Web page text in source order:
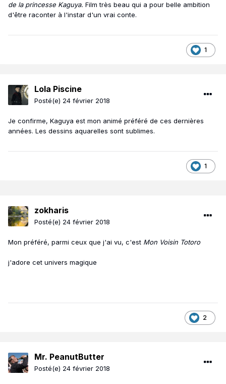
de la princesse Kaguya. Film très beau qui a pour belle ambition
d'être raconter à l'instar d'un vrai conte.
1
Lola Piscine
Posté(e) 24 février 2018
Je confirme, Kaguya est mon animé préféré de ces dernières
années. Les dessins aquarelles sont sublimes.
1
zokharis
Posté(e) 24 février 2018
Mon préféré, parmi ceux que j'ai vu, c'est Mon Voisin Totoro
j'adore cet univers magique
2
Mr. PeanutButter
Posté(e) 24 février 2018